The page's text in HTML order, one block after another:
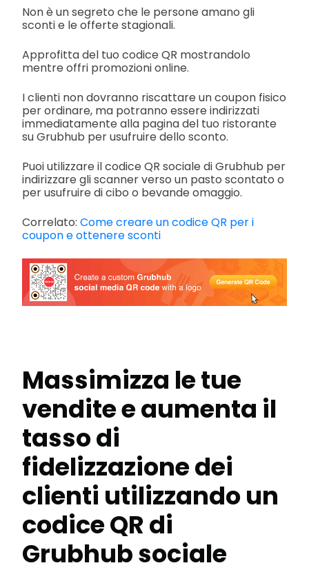
Non è un segreto che le persone amano gli
sconti e le offerte stagionali.
Approfitta del tuo codice QR mostrandolo
mentre offri promozioni online.
I clienti non dovranno riscattare un coupon fisico
per ordinare, ma potranno essere indirizzati
immediatamente alla pagina del tuo ristorante
su Grubhub per usufruire dello sconto.
Puoi utilizzare il codice QR sociale di Grubhub per
indirizzare gli scanner verso un pasto scontato o
per usufruire di cibo o bevande omaggio.
Correlato: Come creare un codice QR per i
coupon e ottenere sconti
Massimizza le tue
vendite e aumenta il
tasso di
fidelizzazione dei
clienti utilizzando un
codice QR di
Grubhub sociale